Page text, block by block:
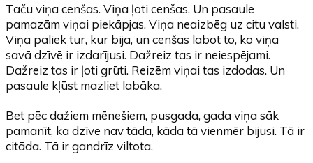
Taču viņa cenšas. Viņa ļoti cenšas. Un pasaule
pamazām viņai piekāpjas. Viņa neaizbēg uz citu valsti.
Viņa paliek tur, kur bija, un cenšas labot to, ko viņa
savā dzīvē ir izdarījusi. Dažreiz tas ir neiespējami.
Dažreiz tas ir ļoti grūti. Reizēm viņai tas izdodas. Un
pasaule kļūst mazliet labāka.
Bet pēc dažiem mēnešiem, pusgada, gada viņa sāk
pamanīt, ka dzīve nav tāda, kāda tā vienmēr bijusi. Tā ir
citāda. Tā ir gandrīz viltota.